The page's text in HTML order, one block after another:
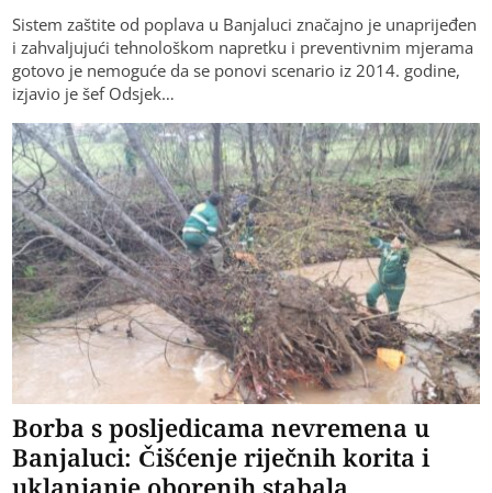
Sistem zaštite od poplava u Banjaluci značajno je unaprijeđen
i zahvaljujući tehnološkom napretku i preventivnim mjerama
gotovo je nemoguće da se ponovi scenario iz 2014. godine,
izjavio je šef Odsjek…
Borba s posljedicama nevremena u
Banjaluci: Čišćenje riječnih korita i
uklanjanje oborenih stabala